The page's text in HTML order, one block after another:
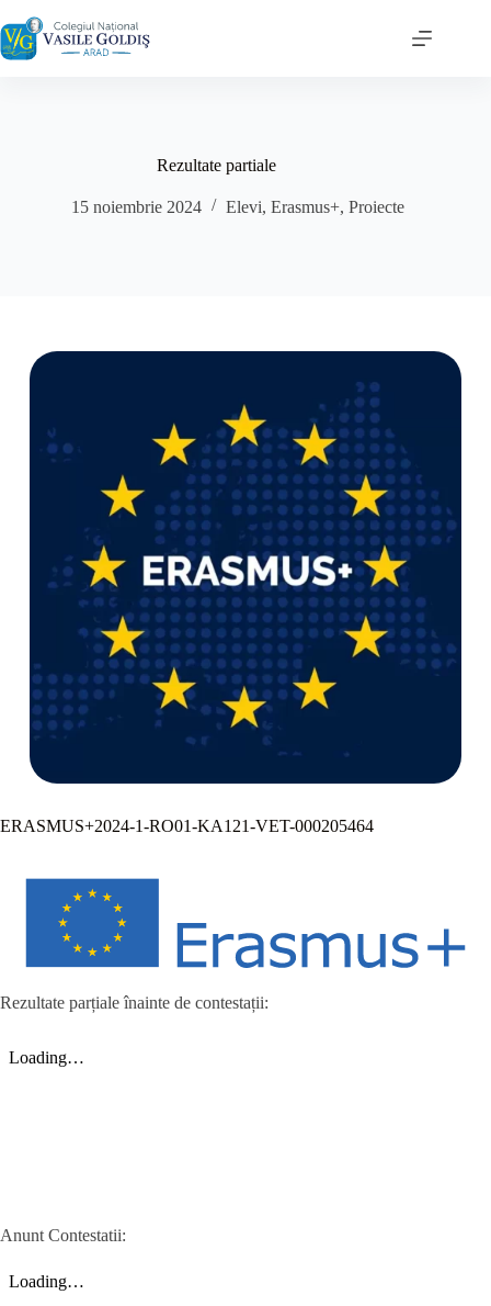
la
conținut
Rezultate partiale
15 noiembrie 2024 Elevi,Erasmus+,Proiecte
ERASMUS+2024-1-RO01-KA121-VET-000205464
Rezultate parțiale înainte de contestații:
Anunt Contestatii: